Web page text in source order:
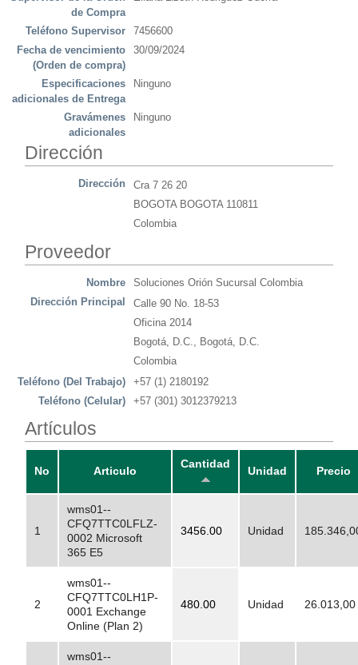
de Compra
Teléfono Supervisor
7456600
Fecha de vencimiento
(Orden de compra)
30/09/2024
Especificaciones
adicionales de Entrega
Ninguno
Gravámenes
adicionales
Ninguno
Dirección
Dirección
Cra 7 26 20
BOGOTA BOGOTA 110811
Colombia
Proveedor
Nombre
Soluciones Orión Sucursal Colombia
Dirección Principal
Calle 90 No. 18-53
Oficina 2014
Bogotá, D.C., Bogotá, D.C.
Colombia
Teléfono (Del Trabajo)
+57 (1) 2180192
Teléfono (Celular)
+57 (301) 3012379213
Artículos
No Articulo
Cantidad
Unidad Precio
1
wms01--
CFQ7TTC0LFLZ-
0002 Microsoft
365 E5
3456.00 Unidad
2
wms01--
CFQ7TTC0LH1P-
0001 Exchange
Online (Plan 2)
480.00 Unidad 26.013,00
wms01--